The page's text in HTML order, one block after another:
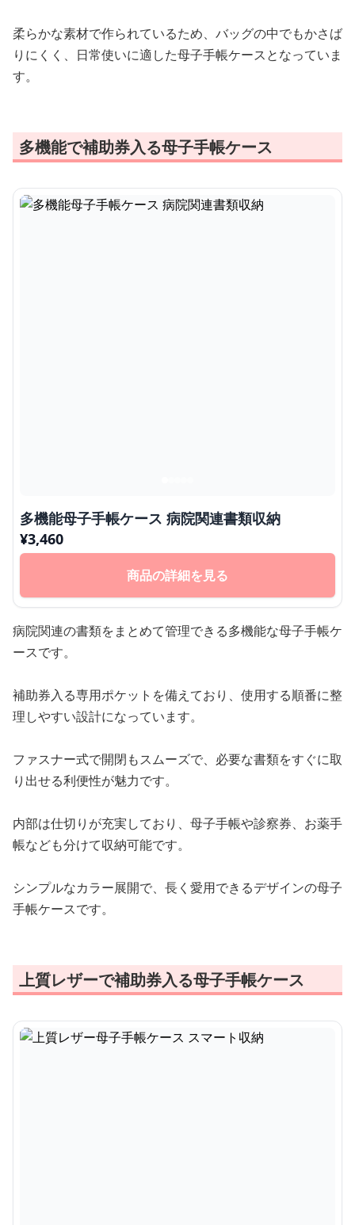
柔らかな素材で作られているため、バッグの中でもかさば
りにくく、日常使いに適した母子手帳ケースとなっていま
す。
多機能で補助券入る母子手帳ケース
多機能母子手帳ケース 病院関連書類収納
¥3,460
商品の詳細を見る
病院関連の書類をまとめて管理できる多機能な母子手帳ケ
ースです。
補助券入る専用ポケットを備えており、使用する順番に整
理しやすい設計になっています。
ファスナー式で開閉もスムーズで、必要な書類をすぐに取
り出せる利便性が魅力です。
内部は仕切りが充実しており、母子手帳や診察券、お薬手
帳なども分けて収納可能です。
シンプルなカラー展開で、長く愛用できるデザインの母子
手帳ケースです。
上質レザーで補助券入る母子手帳ケース